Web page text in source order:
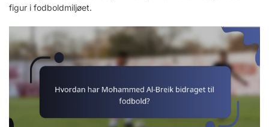
figur i fodboldmiljøet.